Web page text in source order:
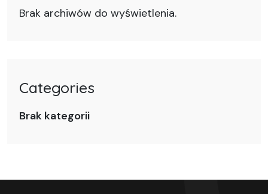
Brak archiwów do wyświetlenia.
Categories
Brak kategorii